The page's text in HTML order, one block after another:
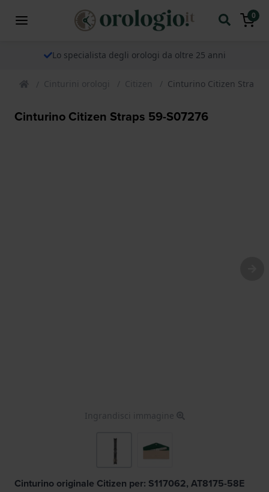
0
Lo specialista degli orologi da oltre 25 anni
Cinturini orologi Citizen Cinturino Citizen Straps
Cinturino Citizen Straps 59-S07276
Ingrandisci immagine
Cinturino originale Citizen per: S117062, AT8175-58E